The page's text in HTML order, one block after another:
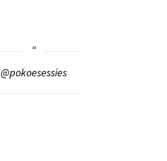
@pokoesessies